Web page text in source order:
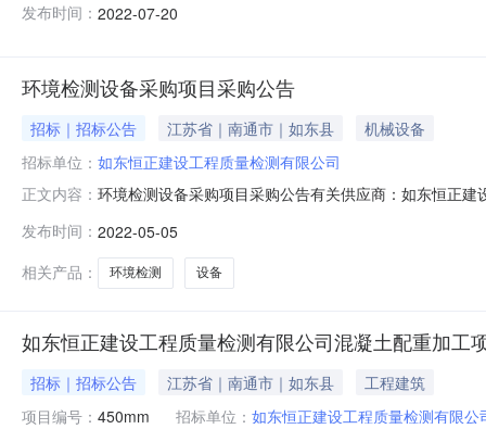
四、项目内容：采用预算30万元，本项目建议品牌：天
发布时间： 2022-07-20
环境检测设备采购项目采购公告
招标｜招标公告 江苏省｜南通市｜如东县
机械设备
招标单位： 如东恒正建设工程质量检测有限公司
正文内容： 环境检测设备采购项目采购公告有关供应商：如东恒正
热解析一套。具体内容详见项目需求。五、投标人资格
采购严重失信行为记录名单。3、符合相关法律
发布时间： 2022-05-05
相关产品：
环境检测 设备
如东恒正建设工程质量检测有限公司混凝土配重加工
招标｜招标公告 江苏省｜南通市｜如东县
工程建筑
项目编号： 450mm 招标单位： 如东恒正建设工程质量检测有限公